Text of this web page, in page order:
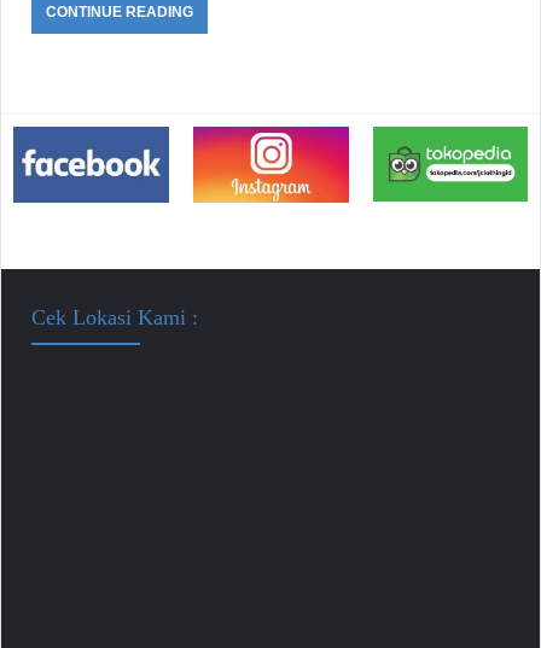
CONTINUE READING
Cek Lokasi Kami :